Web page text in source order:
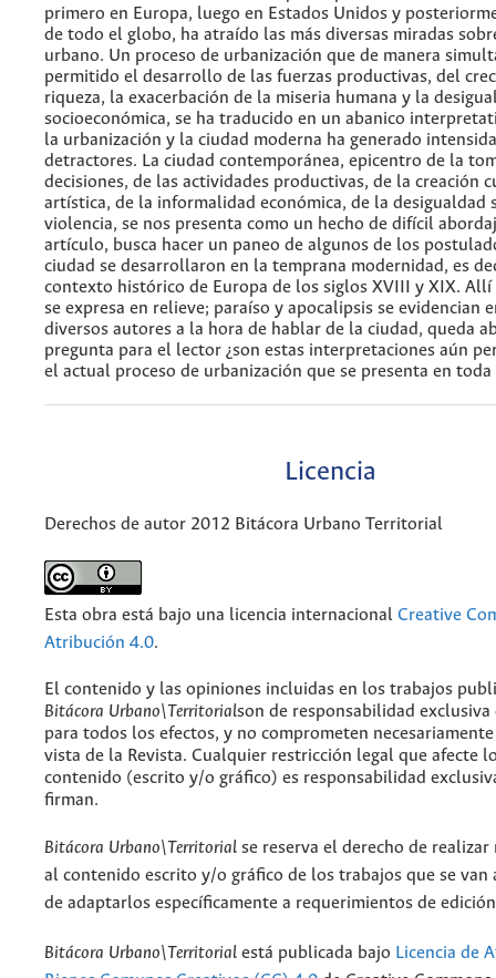
primero en Europa, luego en Estados Unidos y
de todo el globo, ha atraído las más diversas miradas
urbano. Un proceso de urbanización que de manera
permitido el desarrollo de las fuerzas productivas, del
riqueza, la exacerbación de la miseria humana y la
socioeconómica, se ha traducido en un abanico
la urbanización y la ciudad moderna ha generado
detractores. La ciudad contemporánea, epicentro de la
decisiones, de las actividades productivas, de la creación
artística, de la informalidad económica, de la desigualdad
violencia, se nos presenta como un hecho de difícil
artículo, busca hacer un paneo de algunos de los
ciudad se desarrollaron en la temprana modernidad, es
contexto histórico de Europa de los siglos XVIII y XIX.
se expresa en relieve; paraíso y apocalipsis se evidencian
diversos autores a la hora de hablar de la ciudad, queda
pregunta para el lector ¿son estas interpretaciones aún
el actual proceso de urbanización que se presenta en toda
Licencia
Derechos de autor 2012 Bitácora Urbano Territorial
Esta obra está bajo una licencia internacional Creative
Atribución 4.0.
El contenido y las opiniones incluidas en los trabajos
Bitácora Urbano\Territorialson de responsabilidad exclusiva
para todos los efectos, y no comprometen
vista de la Revista. Cualquier restricción legal que afecte
contenido (escrito y/o gráfico) es responsabilidad
firman.
Bitácora Urbano\Territorial se reserva el derecho de realizar
al contenido escrito y/o gráfico de los trabajos que se van
de adaptarlos específicamente a requerimientos de
Bitácora Urbano\Territorial está publicada bajo Licencia de